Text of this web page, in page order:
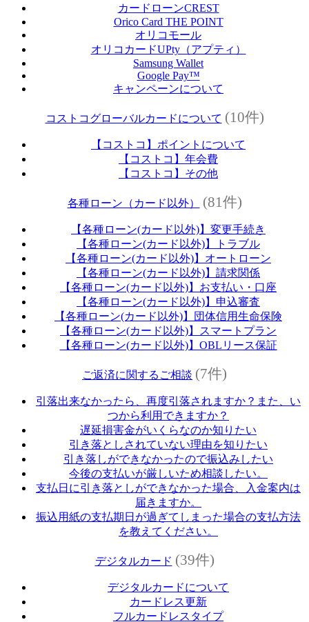
カードローンCREST
Orico Card THE POINT
オリコモール
オリコカードUPty（アプティ）
Samsung Wallet
Google Pay™
キャンペーンについて
コストコグローバルカードについて (10件)
【コストコ】ポイントについて
【コストコ】年会費
【コストコ】その他
各種ローン（カード以外） (81件)
【各種ローン(カード以外)】変更手続き
【各種ローン(カード以外)】トラブル
【各種ローン(カード以外)】オートローン
【各種ローン(カード以外)】請求関係
【各種ローン(カード以外)】お支払い・口座
【各種ローン(カード以外)】申込審査
【各種ローン(カード以外)】団体信用生命保険
【各種ローン(カード以外)】スマートプラン
【各種ローン(カード以外)】OBLリース保証
ご返済に関するご相談 (7件)
引落出来なかったら、再度引落されますか？また、い
つから利用できますか？
遅延損害金がいくらなのか知りたい
引き落としされていない理由を知りたい
引き落しができなかったので振込みしたい
今後の支払いが厳しいため相談したい。
支払日に引き落としができなかった場合、入金案内は
届きますか。
振込用紙の支払期日が過ぎてしまった場合の支払方法
を教えてください。
デジタルカード (39件)
デジタルカードについて
カードレス更新
フルカードレスタイプ